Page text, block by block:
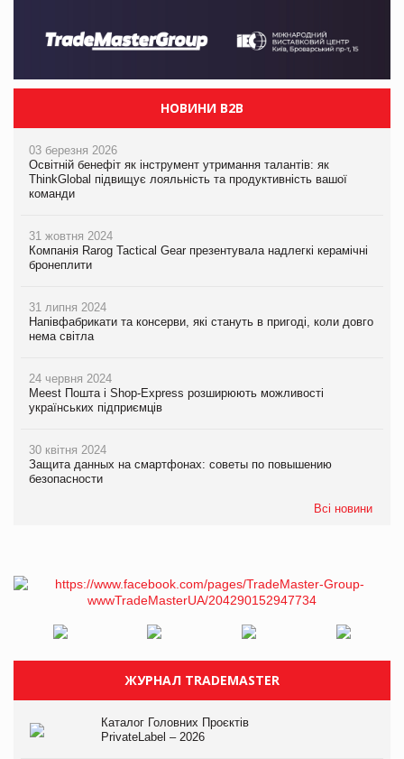
НОВИНИ B2B
03 березня 2026
Освітній бенефіт як інструмент утримання талантів: як
ThinkGlobal підвищує лояльність та продуктивність вашої
команди
31 жовтня 2024
Компанія Rarog Tactical Gear презентувала надлегкі керамічні
бронеплити
31 липня 2024
Напівфабрикати та консерви, які стануть в пригоді, коли довго
нема світла
24 червня 2024
Meest Пошта і Shop-Express розширюють можливості
українських підприємців
30 квітня 2024
Защита данных на смартфонах: советы по повышению
безопасности
Всі новини
ЖУРНАЛ TRADEMASTER
Каталог Головних Проєктів
PrivateLabel – 2026